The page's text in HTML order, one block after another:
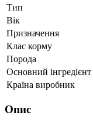
Тип
Вік
Призначення
Клас корму
Порода
Основний інгредієнт
Країна виробник
Опис